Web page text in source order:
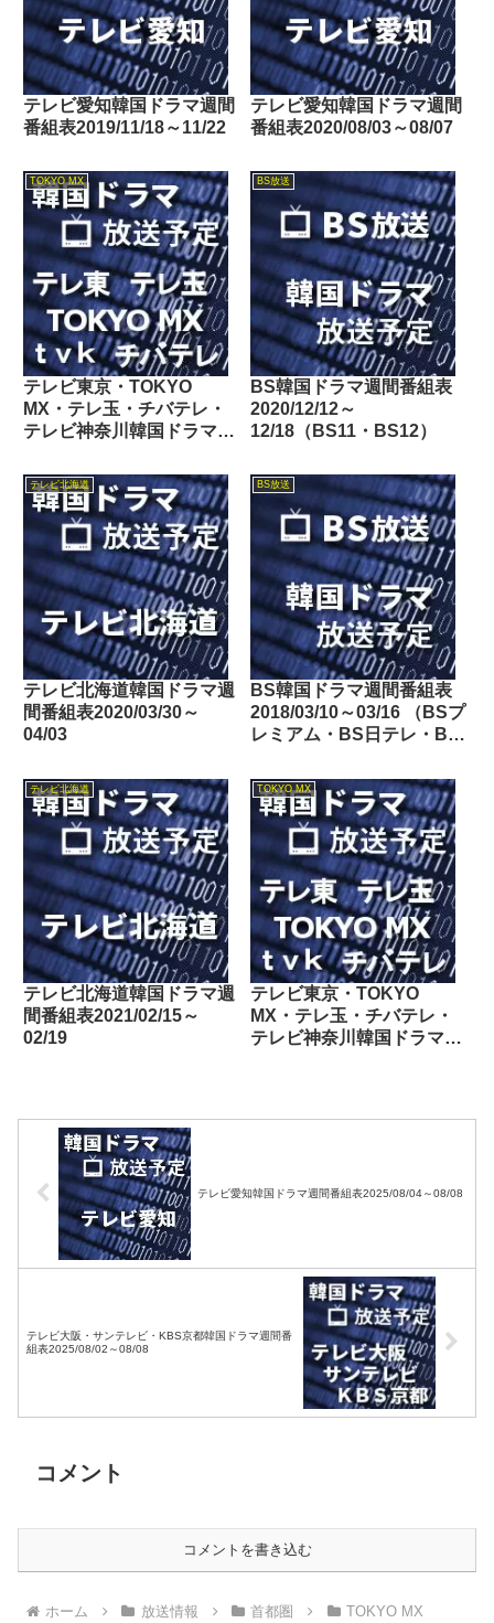
テレビ愛知韓国ドラマ週間
番組表2019/11/18～11/22
テレビ愛知韓国ドラマ週間
番組表2020/08/03～08/07
TOKYO MX
テレビ東京・TOKYO
MX・テレ玉・チバテレ・
テレビ神奈川韓国ドラマ週
11/14
BS放送
BS韓国ドラマ週間番組表
2020/12/12～
12/18（BS11・BS12）
テレビ北海道
テレビ北海道韓国ドラマ週
間番組表2020/03/30～
04/03
BS放送
BS韓国ドラマ週間番組表
2018/03/10～03/16 （BSプ
レミアム・BS日テレ・BS
パン・BSフジ）
テレビ北海道
テレビ北海道韓国ドラマ週
間番組表2021/02/15～
02/19
TOKYO MX
テレビ東京・TOKYO
MX・テレ玉・チバテレ・
テレビ神奈川韓国ドラマ週
テレビ愛知韓国ドラマ週間番組表2025/08/04～08/08
テレビ大阪・サンテレビ・KBS京都韓国ドラマ週間番
組表2025/08/02～08/08
コメント
コメントを書き込む
ホーム 放送情報 首都圏 TOKYO MX